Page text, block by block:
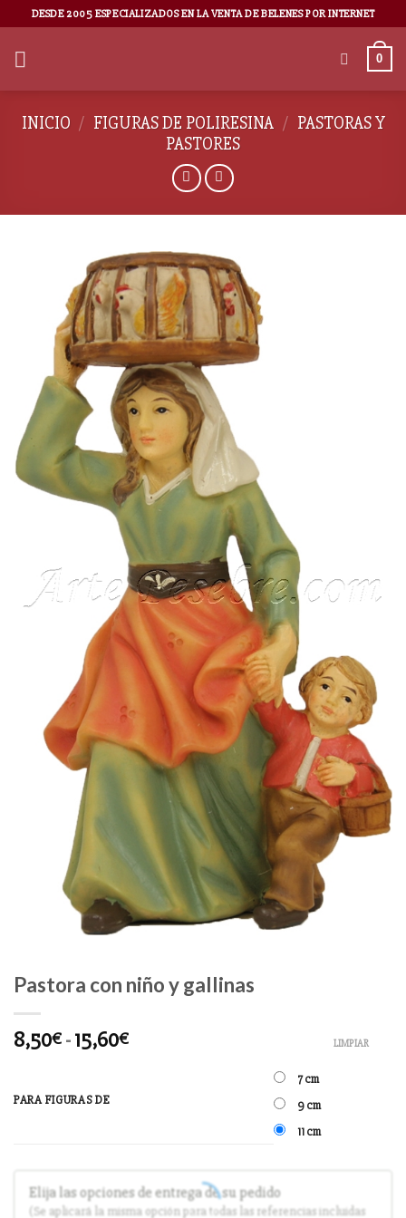
DESDE 2005 ESPECIALIZADOS EN LA VENTA DE BELENES POR INTERNET
0
INICIO / FIGURAS DE POLIRESINA / PASTORAS Y
PASTORES
Pastora con niño y gallinas
8,50€ -15,60€
PARA FIGURAS DE
7 cm
9 cm
11 cm
LIMPIAR
Elija las opciones de entrega de su pedido
(Se aplicará la misma opción para todas las referencias incluidas